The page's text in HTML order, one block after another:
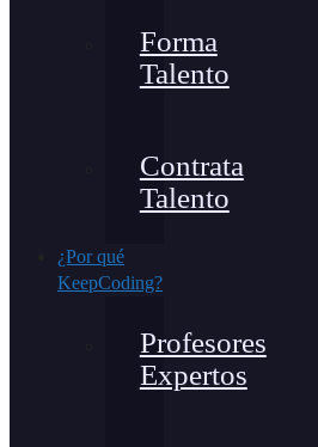
Forma
Talento
Contrata
Talento
¿Por qué
KeepCoding?
Profesores
Expertos